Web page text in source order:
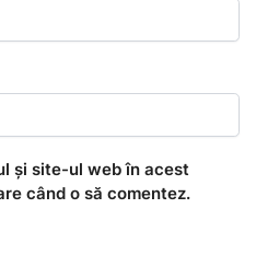
și site-ul web în acest
când o să comentez.